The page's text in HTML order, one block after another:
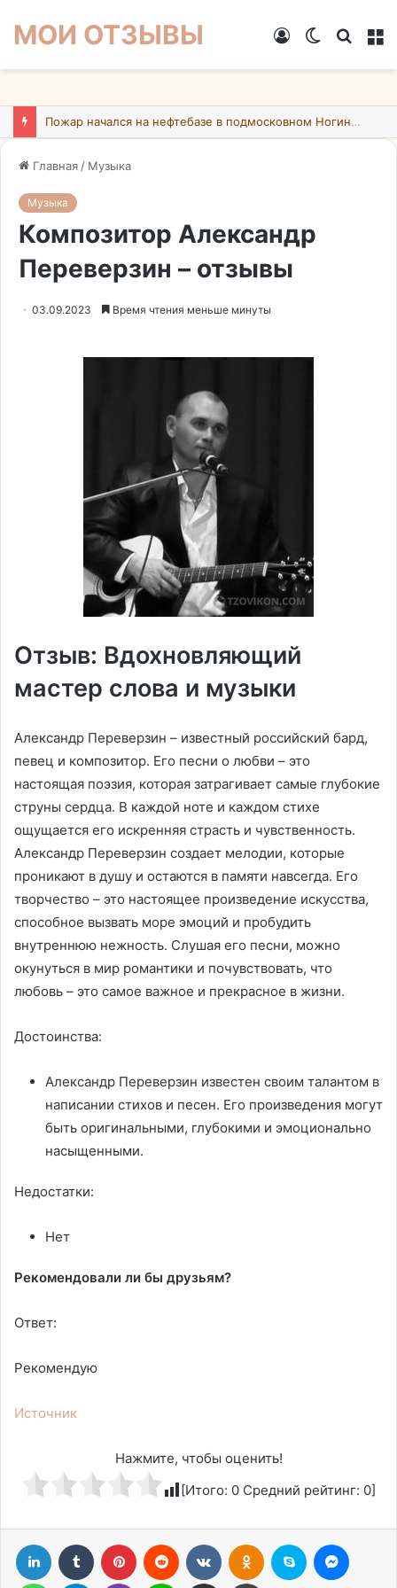
МОИ ОТЗЫВЫ
Switch
Войти
Пожар начался на нефтебазе в подмосковном Ногинске в результате атаки БПЛА ВСУ
Главная / Музыка
Музыка
Композитор Александр
Переверзин – отзывы
03.09.2023 Время чтения меньше минуты
Отзыв: Вдохновляющий
мастер слова и музыки
Александр Переверзин – известный российский бард,
певец и композитор. Его песни о любви – это
настоящая поэзия, которая затрагивает самые глубокие
струны сердца. В каждой ноте и каждом стихе
ощущается его искренняя страсть и чувственность.
Александр Переверзин создает мелодии, которые
проникают в душу и остаются в памяти навсегда. Его
творчество – это настоящее произведение искусства,
способное вызвать море эмоций и пробудить
внутреннюю нежность. Слушая его песни, можно
окунуться в мир романтики и почувствовать, что
любовь – это самое важное и прекрасное в жизни.
Достоинства:
Александр Переверзин известен своим талантом в
написании стихов и песен. Его произведения могут
быть оригинальными, глубокими и эмоционально
насыщенными.
Недостатки:
Нет
Рекомендовали ли бы друзьям?
Ответ:
Рекомендую
Источник
Нажмите, чтобы оценить!
[Итого: 0 Средний рейтинг: 0]
LinkedIn Tumblr Pinterest Reddit ВконтактеОдноклассники
Skype
WhatsAppTelegram Viber Line Поделиться через электронную почту Печатать